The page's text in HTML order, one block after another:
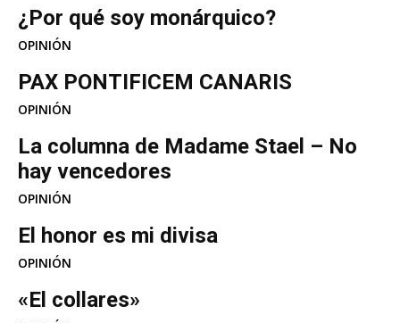
¿Por qué soy monárquico?
OPINIÓN
PAX PONTIFICEM CANARIS
OPINIÓN
La columna de Madame Stael – No
hay vencedores
OPINIÓN
El honor es mi divisa
OPINIÓN
«El collares»